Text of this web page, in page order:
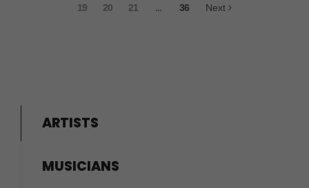
19 20 21 ... 36 Next
ARTISTS
MUSICIANS